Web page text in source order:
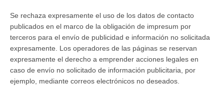
Se rechaza expresamente el uso de los datos de contacto
publicados en el marco de la obligación de impresum por
terceros para el envío de publicidad e información no solicitada
expresamente. Los operadores de las páginas se reservan
expresamente el derecho a emprender acciones legales en
caso de envío no solicitado de información publicitaria, por
ejemplo, mediante correos electrónicos no deseados.